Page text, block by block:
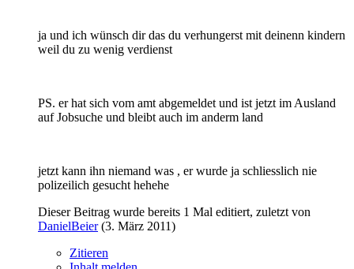
ja und ich wünsch dir das du verhungerst mit deinenn kindern
weil du zu wenig verdienst
PS. er hat sich vom amt abgemeldet und ist jetzt im Ausland
auf Jobsuche und bleibt auch im anderm land
jetzt kann ihn niemand was , er wurde ja schliesslich nie
polizeilich gesucht hehehe
Dieser Beitrag wurde bereits 1 Mal editiert, zuletzt von
DanielBeier(3. März 2011)
Zitieren